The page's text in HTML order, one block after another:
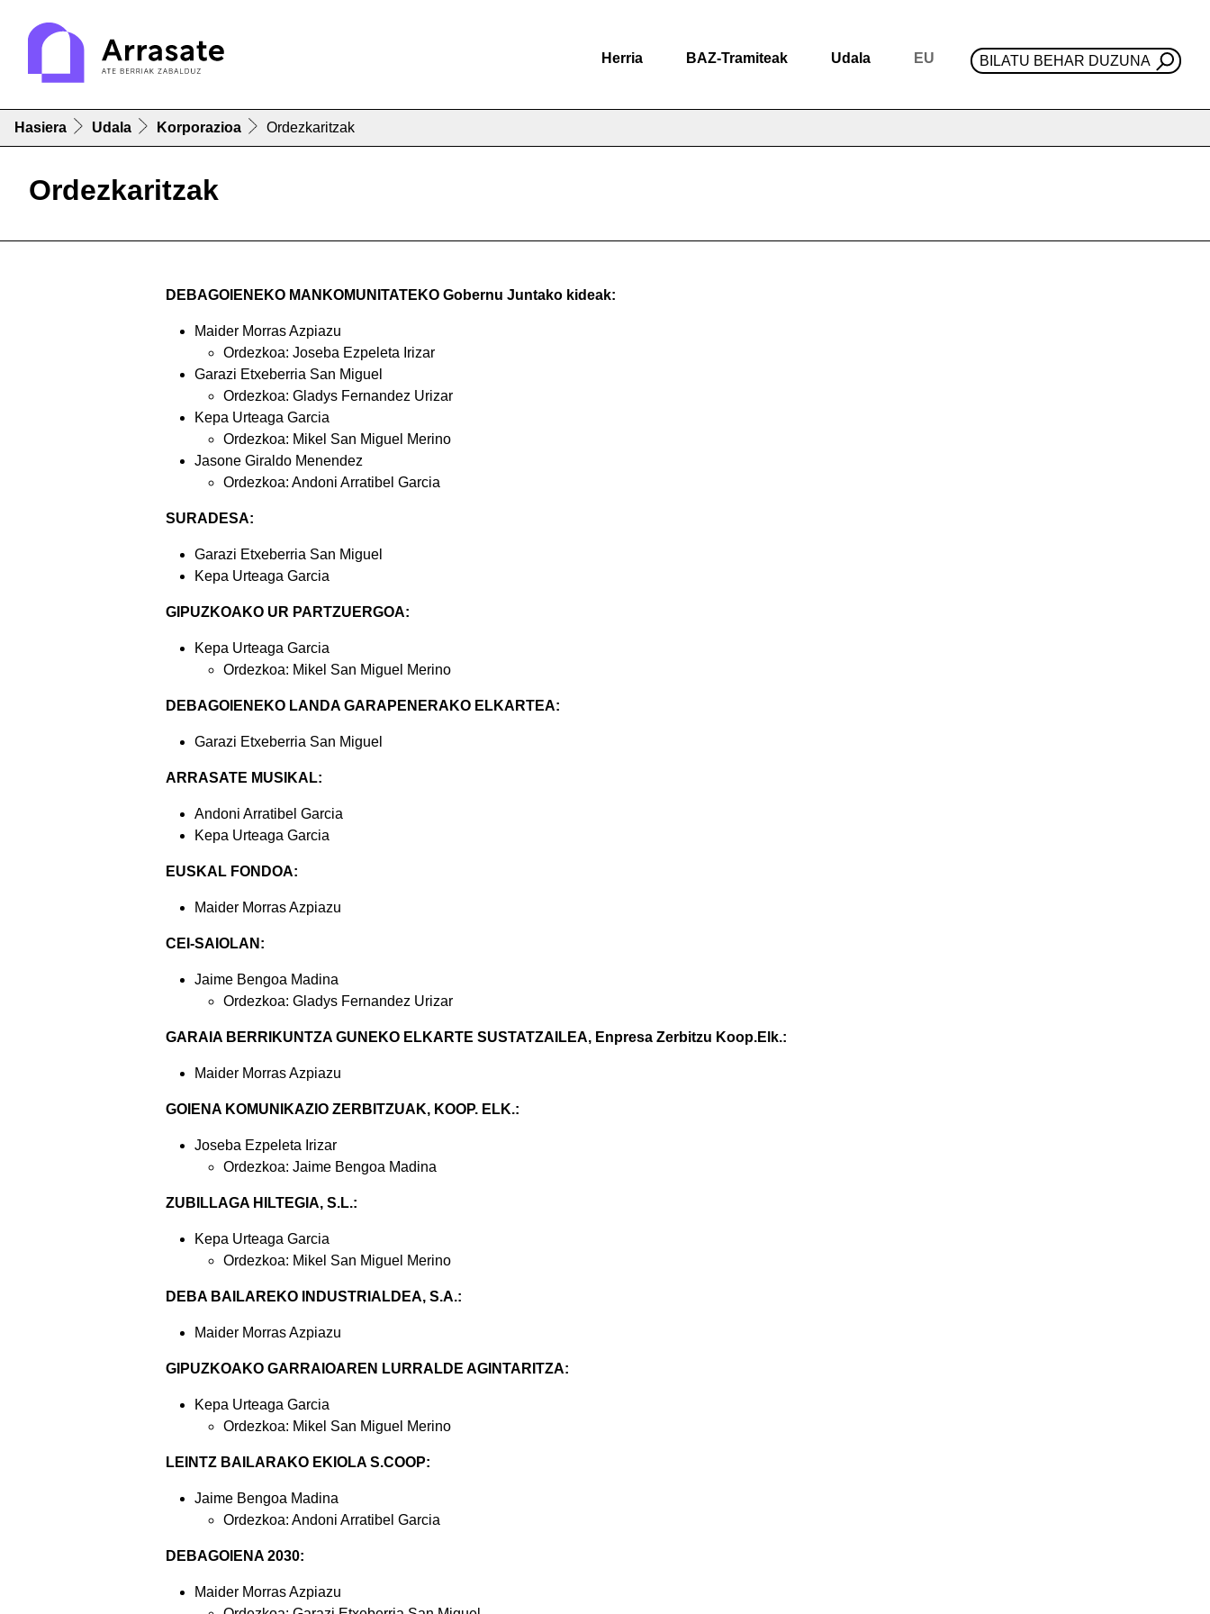
Herria BAZ-Tramiteak Udala EU BILATU BEHAR DUZUNA
Hasiera Udala Korporazioa Ordezkaritzak
Ordezkaritzak
DEBAGOIENEKO MANKOMUNITATEKO Gobernu Juntako kideak:
Maider Morras Azpiazu
Ordezkoa: Joseba Ezpeleta Irizar
Garazi Etxeberria San Miguel
Ordezkoa: Gladys Fernandez Urizar
Kepa Urteaga Garcia
Ordezkoa: Mikel San Miguel Merino
Jasone Giraldo Menendez
Ordezkoa: Andoni Arratibel Garcia
SURADESA:
Garazi Etxeberria San Miguel
Kepa Urteaga Garcia
GIPUZKOAKO UR PARTZUERGOA:
Kepa Urteaga Garcia
Ordezkoa: Mikel San Miguel Merino
DEBAGOIENEKO LANDA GARAPENERAKO ELKARTEA:
Garazi Etxeberria San Miguel
A RRASATE MUSIKAL:
Andoni Arratibel Garcia
Kepa Urteaga Garcia
EUSKAL FONDOA:
Maider Morras Azpiazu
CEI-SAIOLAN:
Jaime Bengoa Madina
Ordezkoa: Gladys Fernandez Urizar
GARAIA BERRIKUNTZA GUNEKO ELKARTE SUSTATZAILEA, Enpresa Zerbitzu Koop.Elk.:
Maider Morras Azpiazu
GOIENA KOMUNIKAZIO ZERBITZUAK, KOOP. ELK.:
Joseba Ezpeleta Irizar
Ordezkoa: Jaime Bengoa Madina
ZUBILLAGA HILTEGIA, S.L.:
Kepa Urteaga Garcia
Ordezkoa: Mikel San Miguel Merino
DEBA BAILAREKO INDUSTRIALDEA, S.A.:
Maider Morras Azpiazu
GIPUZKOAKO GARRAIOAREN LURRALDE AGINTARITZA:
Kepa Urteaga Garcia
Ordezkoa: Mikel San Miguel Merino
LEINTZ BAILARAKO EKIOLA S.COOP:
Jaime Bengoa Madina
Ordezkoa: Andoni Arratibel Garcia
DEBAGOIENA 2030:
Maider Morras Azpiazu